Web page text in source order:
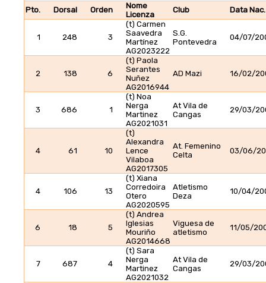
Pto. Dorsal Orden
Nome
Licenza
Club Data Nac.
1 248 3
(t) Carmen
Saavedra
Martínez
AG2023222
S.G.
Pontevedra
04/07/
2 138 6
(t) Paola
Serantes
Nuñez
AG2016944
AD Mazi 16/02/
3 686 1
(t) Noa
Nerga
Martinez
AG2021031
At Vila de
Cangas
29/03/
4 61 10
(t)
Alexandra
Lence
Vilaboa
AG2017305
At. Femenino
Celta
03/06/
4 106 13
(t) Xiana
Corredoira
Otero
AG2020595
Atletismo
Deza
10/04/
6 18 5
(t) Andrea
Iglesias
Mouriño
AG2014668
Viguesa de
atletismo
11/05/
7 687 4
(t) Sara
Nerga
Martinez
AG2021032
At Vila de
Cangas
29/03/